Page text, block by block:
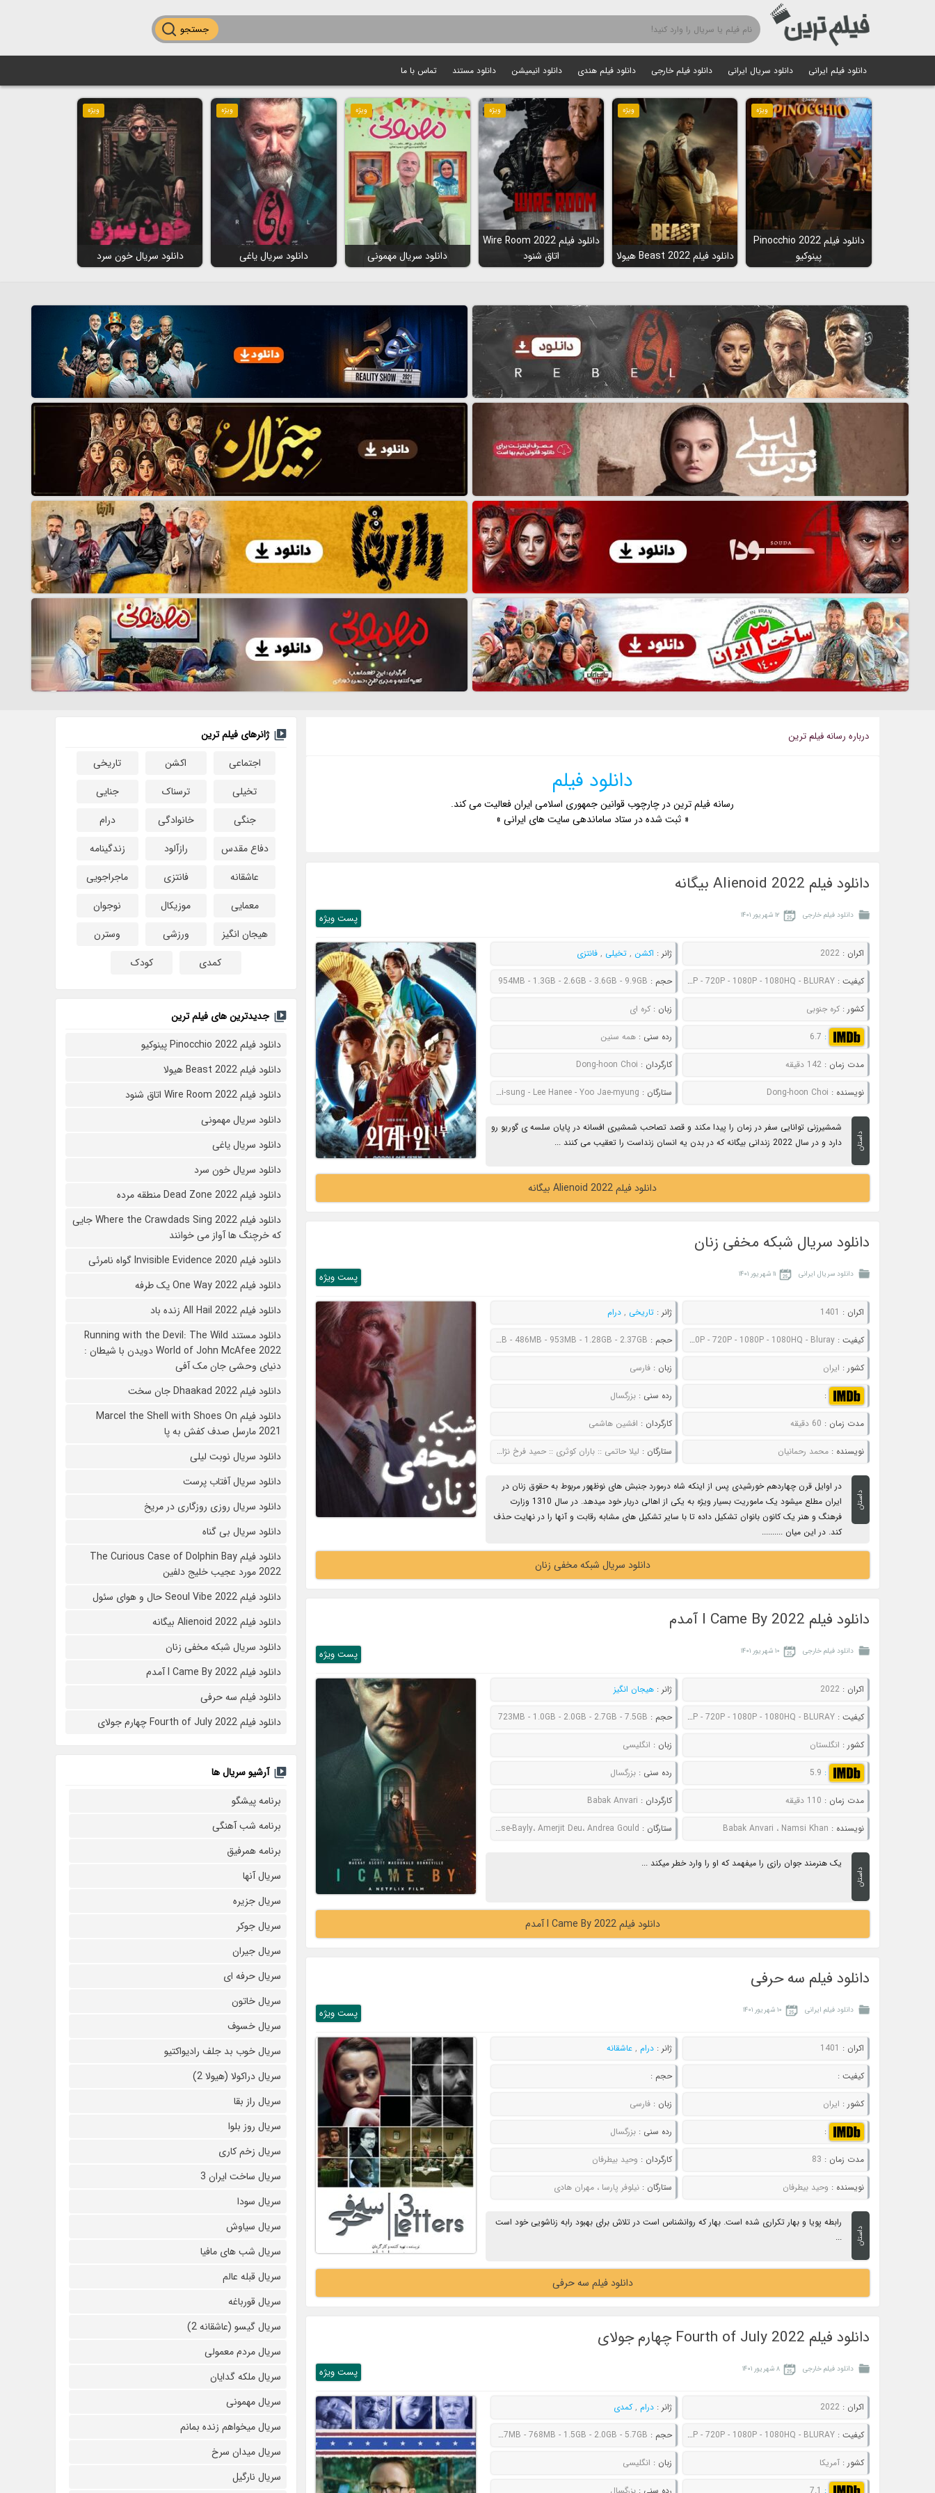
جستجو
دانلود فیلم ایرانی دانلود سریال ایرانی دانلود فیلم خارجی دانلود فیلم هندی دانلود انیمیشن دانلود مستند تماس با ما
ویژه
دانلود فیلم Pinocchio 2022
پینوکیو
ویژه
دانلود فیلم Beast 2022 هیولا
ویژه
دانلود فیلم Wire Room 2022
اتاق شنود
ویژه
دانلود سریال مهمونی
ویژه
دانلود سریال یاغی
ویژه
دانلود سریال خون سرد
درباره رسانه فیلم ترین
دانلود فیلم
رسانه فیلم ترین در چارچوب قوانین جمهوری اسلامی ایران فعالیت می کند.
« ثبت شده در ستاد ساماندهی سایت های ایرانی »
دانلود فیلم Alienoid 2022 بیگانه
دانلود فیلم خارجی ۱۲ شهریور ۱۴۰۱ پست ويژه
اکران :2022 ژانر : اکشن ,تخیلی ,فانتزی
کیفیت :480P - 720P - 1080P - 1080HQ - BLURAY حجم : 954MB - 1.3GB - 2.6GB - 3.6GB - 9.9GB
کشور :کره جنوبی زبان :کره ای
:
6.7 رده سنی :همه سنین
مدت زمان :142 دقیقه کارگردان : Dong-hoon Choi
نویسنده : Dong-hoon Choi ستارگان : Kim Eui-sung - Lee Hanee - Yoo Jae-myung
داستان
شمشیرزنی توانایی سفر در زمان را پیدا مکند و قصد تصاحب شمشیری افسانه در پایان سلسه ی گوریو رو
دارد و در سال 2022 زندانی بیگانه که در بدن یه انسان زنداست را تعقیب می کنند ...
دانلود فیلم Alienoid 2022 بیگانه
دانلود سریال شبکه مخفی زنان
دانلود سریال ایرانی ۱۱ شهریور ۱۴۰۱ پست ويژه
اکران : 1401 ژانر :تاریخی ,درام
کیفیت :480P - 720P - 1080P - 1080HQ - Bluray حجم : 342MB - 486MB - 953MB - 1.28GB - 2.37GB
کشور : ایران زبان :فارسی
: رده سنی :بزرگسال
مدت زمان : 60 دقیقه کارگردان : افشین هاشمی
نویسنده :محمد رحمانیان ستارگان : لیلا حاتمی :: باران کوثری :: حمید فرخ نژاد :: سیامک انصاری
داستان
در اوایل قرن چهاردهم خورشیدی پس از اینکه شاه درمورد جنبش های نوظهور مربوط به حقوق زنان در
ایران مطلع میشود یک ماموریت بسیار ویژه به یکی از اهالی دربار خود میدهد. در سال 1310 وزارت
فرهنگ و هنر یک کانون بانوان تشکیل داده تا با سایر تشکیل های مشابه رقابت و آنها را در نهایت حذف
کند. در این میان ..........
دانلود سریال شبکه مخفی زنان
دانلود فیلم I Came By 2022 آمدم
دانلود فیلم خارجی ۱۰ شهریور ۱۴۰۱ پست ويژه
اکران :2022 ژانر :هیجان انگیز
کیفیت :480P - 720P - 1080P - 1080HQ - BLURAY حجم : 723MB - 1.0GB - 2.0GB - 2.7GB - 7.5GB
کشور : انگلستان زبان : انگلیسی
:
5.9 رده سنی :بزرگسال
مدت زمان : 110 دقیقه کارگردان : Babak Anvari
نویسنده : Babak Anvari ، Namsi Khan ستارگان : Alicia Ambrose-Bayly، Amerjit Deu، Andrea Gould
داستان
یک هنرمند جوان رازی را میفهمد که او را وارد خطر میکند ...
دانلود فیلم I Came By 2022 آمدم
دانلود فیلم سه حرفی
دانلود فیلم ایرانی ۱۰ شهریور ۱۴۰۱ پست ويژه
اکران : 1401 ژانر :درام ,عاشقانه
کیفیت : حجم :
کشور : ایران زبان :فارسی
: رده سنی :بزرگسال
مدت زمان : 83 کارگردان : وحید بیطرفان
نویسنده : وحید بیطرفان ستارگان :نیلوفر پارسا ، مهران هادی
داستان
رابطه پویا و بهار تکراری شده است. بهار که روانشناس است در تلاش برای بهبود رابه زناشویی خود است
...
دانلود فیلم سه حرفی
دانلود فیلم Fourth of July 2022 چهارم جولای
دانلود فیلم خارجی ۸ شهریور ۱۴۰۱ پست ويژه
اکران :2022 ژانر :درام ,کمدی
کیفیت :480P - 720P - 1080P - 1080HQ - BLURAY حجم : 547MB - 768MB - 1.5GB - 2.0GB - 5.7GB
کشور :آمریکا زبان : انگلیسی
ژانرهای فیلم ترین
اجتماعی
اکشن
تاریخی
تخیلی
ترسناک
جنایی
جنگی
خانوادگی
درام
دفاع مقدس
رازآلود
زندگینامه
عاشقانه
فانتزی
ماجراجویی
معمایی
موزیکال
نوجوان
هیجان انگیز
ورزشی
وسترن
کمدی
کودک
جدیدترین های فیلم ترین
دانلود فیلم Pinocchio 2022 پینوکیو
دانلود فیلم Beast 2022 هیولا
دانلود فیلم Wire Room 2022 اتاق شنود
دانلود سریال مهمونی
دانلود سریال یاغی
دانلود سریال خون سرد
دانلود فیلم 2022 Dead Zone منطقه مرده
دانلود فیلم Where the Crawdads Sing 2022 جایی
که خرچنگ ها آواز می خوانند
دانلود فیلم 2020 Invisible Evidence گواه نامرئی
دانلود فیلم One Way 2022 یک طرفه
دانلود فیلم All Hail 2022 زنده باد
دانلود مستند Running with the Devil: The Wild
World of John McAfee 2022 دویدن با شیطان :
دنیای وحشی جان مک آفی
دانلود فیلم Dhaakad 2022 جان سخت
دانلود فیلم Marcel the Shell with Shoes On
2021 مارسل صدف کفش به پا
دانلود سریال نوبت لیلی
دانلود سریال آفتاب پرست
دانلود سریال روزی روزگاری در مریخ
دانلود سریال بی گناه
دانلود فیلم The Curious Case of Dolphin Bay
2022 مورد عجیب خلیج دلفین
دانلود فیلم Seoul Vibe 2022 حال و هوای سئول
دانلود فیلم Alienoid 2022 بیگانه
دانلود سریال شبکه مخفی زنان
دانلود فیلم I Came By 2022 آمدم
دانلود فیلم سه حرفی
دانلود فیلم Fourth of July 2022 چهارم جولای
آرشیو سریال ها
برنامه پیشگو
برنامه شب آهنگی
برنامه همرفیق
سریال آنها
سریال جزیره
سریال جوکر
سریال جیران
سریال حرفه ای
سریال خاتون
سریال خسوف
سریال خوب بد جلف رادیواکتیو
سریال دراکولا (هیولا 2)
سریال راز بقا
سریال روز بلوا
سریال زخم کاری
سریال ساخت ایران 3
سریال سودا
سریال سیاوش
سریال شب های مافیا
سریال قبله عالم
سریال قورباغه
سریال گیسو (عاشقانه 2)
سریال مردم معمولی
سریال ملکه گدایان
سریال مهمونی
سریال میخواهم زنده بمانم
سریال میدان سرخ
سریال نارگیل